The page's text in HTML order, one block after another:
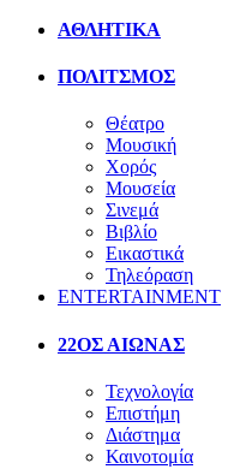
ΑΘΛΗΤΙΚΑ
ΠΟΛΙΤΣΜΟΣ
Θέατρο
Μουσική
Χορός
Μουσεία
Σινεμά
Βιβλίο
Εικαστικά
Τηλεόραση
ENTERTAINMENT
22ΟΣ ΑΙΩΝΑΣ
Τεχνολογία
Επιστήμη
Διάστημα
Καινοτομία